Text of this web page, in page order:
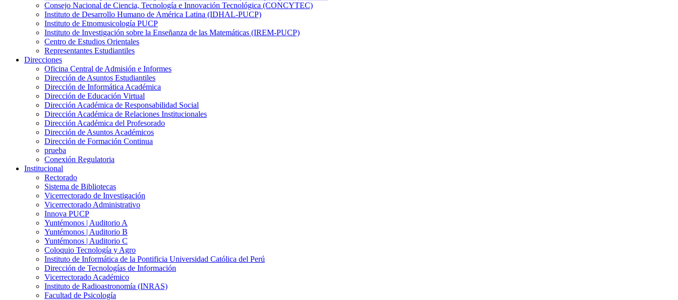
Consejo Nacional de Ciencia, Tecnología e Innovación Tecnológica (CONCYTEC)
Instituto de Desarrollo Humano de América Latina (IDHAL-PUCP)
Instituto de Etnomusicología PUCP
Instituto de Investigación sobre la Enseñanza de las Matemáticas (IREM-PUCP)
Centro de Estudios Orientales
Representantes Estudiantiles
Direcciones
Oficina Central de Admisión e Informes
Dirección de Asuntos Estudiantiles
Dirección de Informática Académica
Dirección de Educación Virtual
Dirección Académica de Responsabilidad Social
Dirección Académica de Relaciones Institucionales
Dirección Académica del Profesorado
Dirección de Asuntos Académicos
Dirección de Formación Continua
prueba
Conexión Regulatoria
Institucional
Rectorado
Sistema de Bibliotecas
Vicerrectorado de Investigación
Vicerrectorado Administrativo
Innova PUCP
Yuntémonos | Auditorio A
Yuntémonos | Auditorio B
Yuntémonos | Auditorio C
Coloquio Tecnología y Agro
Instituto de Informática de la Pontificia Universidad Católica del Perú
Dirección de Tecnologías de Información
Vicerrectorado Académico
Instituto de Radioastronomía (INRAS)
Facultad de Psicología